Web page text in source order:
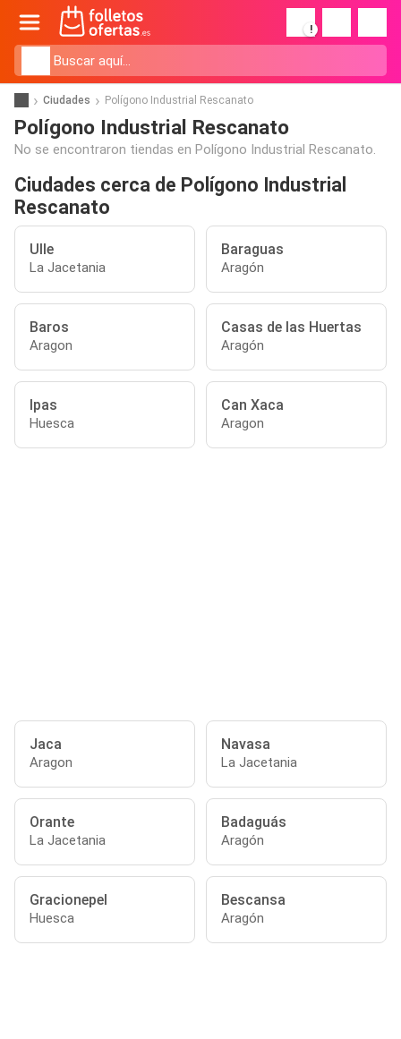
!
Ciudades Polígono Industrial Rescanato
Polígono Industrial Rescanato
No se encontraron tiendas en Polígono Industrial Rescanato.
Ciudades cerca de Polígono Industrial
Rescanato
Ulle
La Jacetania
Baraguas
Aragón
Baros
Aragon
Casas de las Huertas
Aragón
Ipas
Huesca
Can Xaca
Aragon
Jaca
Aragon
Navasa
La Jacetania
Orante
La Jacetania
Badaguás
Aragón
Gracionepel
Huesca
Bescansa
Aragón